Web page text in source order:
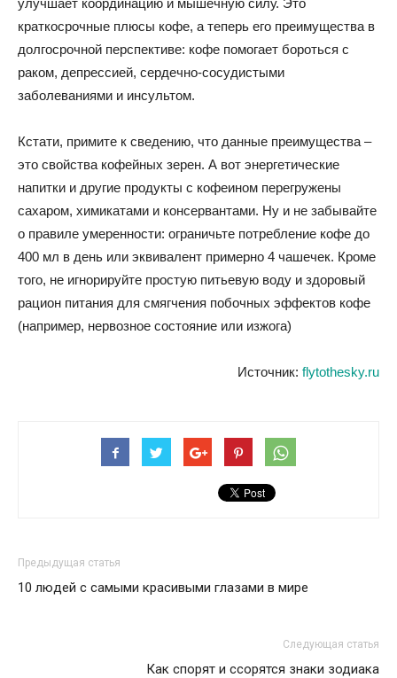
краткосрочные плюсы кофе, а теперь его преимущества в
долгосрочной перспективе: кофе помогает бороться с
раком, депрессией, сердечно-сосудистыми
заболеваниями и инсультом.
Кстати, примите к сведению, что данные преимущества –
это свойства кофейных зерен. А вот энергетические
напитки и другие продукты с кофеином перегружены
сахаром, химикатами и консервантами. Ну и не забывайте
о правиле умеренности: ограничьте потребление кофе до
400 мл в день или эквивалент примерно 4 чашечек. Кроме
того, не игнорируйте простую питьевую воду и здоровый
рацион питания для смягчения побочных эффектов кофе
(например, нервозное состояние или изжога)
Источник: flytothesky.ru
Предыдущая статья
10 людей с самыми красивыми глазами в мире
Следующая статья
Как спорят и ссорятся знаки зодиака